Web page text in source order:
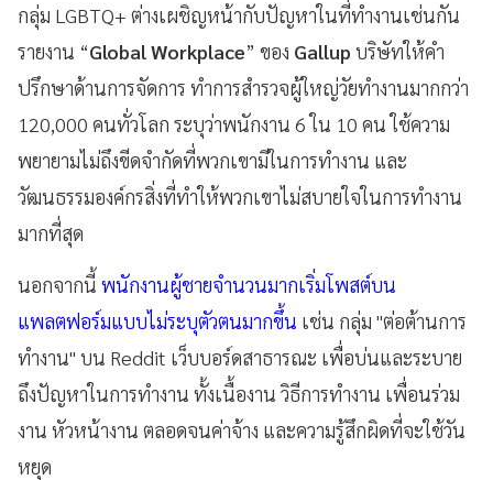
กลุ่ม LGBTQ+ ต่างเผชิญหน้ากับปัญหาในที่ทำงานเช่นกัน
รายงาน “Global Workplace” ของ Gallup บริษัทให้คำ
ปรึกษาด้านการจัดการ ทำการสำรวจผู้ใหญ่วัยทำงานมากกว่า
120,000 คนทั่วโลก ระบุว่าพนักงาน 6 ใน 10 คน ใช้ความ
พยายามไม่ถึงขีดจำกัดที่พวกเขามีในการทำงาน และ
วัฒนธรรมองค์กรสิ่งที่ทำให้พวกเขาไม่สบายใจในการทำงาน
มากที่สุด
นอกจากนี้ พนักงานผู้ชายจำนวนมากเริ่มโพสต์บน
แพลตฟอร์มแบบไม่ระบุตัวตนมากขึ้น เช่น กลุ่ม "ต่อต้านการ
ทำงาน" บน Reddit เว็บบอร์ดสาธารณะ เพื่อบ่นและระบาย
ถึงปัญหาในการทำงาน ทั้งเนื้องาน วิธีการทำงาน เพื่อนร่วม
งาน หัวหน้างาน ตลอดจนค่าจ้าง และความรู้สึกผิดที่จะใช้วัน
หยุด